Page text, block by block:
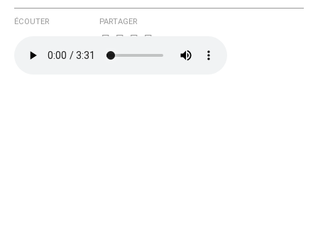
ÉCOUTER PARTAGER